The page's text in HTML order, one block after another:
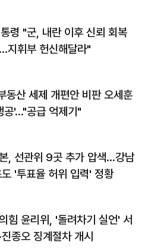
령 "군, 내란 이후 신뢰 회복
지휘부 헌신해달라"
동산 세제 개편안 비판 오세훈
공'…"공급 억제기"
, 선관위 9곳 추가 압색…강남
도 '투표율 허위 입력' 정황
힘 윤리위, '돌려차기 실언' 서
진종오 징계절차 개시